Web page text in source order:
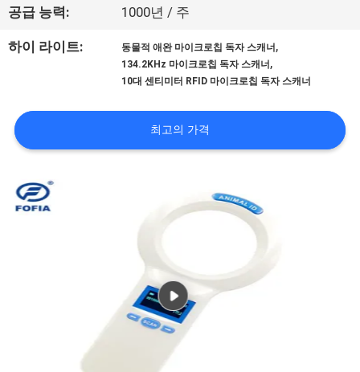
에
대
여
장
공급 능력: 1000년 / 주
하이 라이트: 동물적 애완 마이크로칩 독자 스캐너 ,
134.2KHz 마이크로칩 독자 스캐너 ,
10대 센티미터 RFID 마이크로칩 독자 스캐너
최고의 가격